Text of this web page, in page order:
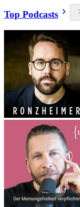
Top Podcasts